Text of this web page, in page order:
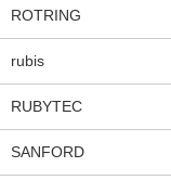
ROTRING
rubis
RUBYTEC
SANFORD